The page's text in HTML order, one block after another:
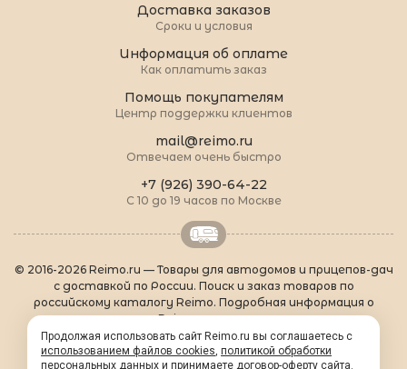
Доставка заказов
Сроки и условия
Информация об оплате
Как оплатить заказ
Помощь покупателям
Центр поддержки клиентов
mail@reimo.ru
Отвечаем очень быстро
+7 (926) 390-64-22
С 10 до 19 часов по Москве
© 2016-2026 Reimo.ru — Товары для автодомов и прицепов-дач
с доставкой по России. Поиск и заказ товаров по
российскому каталогу Reimo. Подробная информация о
товарах Reimo на русском языке.
О Reimo
| Популярные товары | Формальности
Контакты
| sitemap.xml
Продолжая использовать сайт Reimo.ru вы соглашаетесь с
использованием файлов cookies, политикой обработки
персональных данных и принимаете договор-оферту сайта.